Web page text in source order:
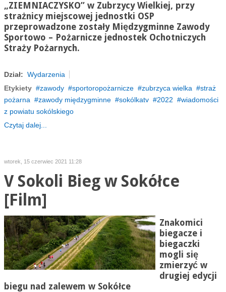
„ZIEMNIACZYSKO” w Zubrzycy Wielkiej, przy
strażnicy miejscowej jednostki OSP
przeprowadzone zostały Międzygminne Zawody
Sportowo – Pożarnicze jednostek Ochotniczych
Straży Pożarnych.
Dział: Wydarzenia
Etykiety
zawody sportoropożarnicze zubrzyca wielka
straż
pożarna
zawody międzygminne sokólkatv 2022
wiadomości
z powiatu sokólskiego
Czytaj dalej...
wtorek, 15 czerwiec 2021 11:28
V Sokoli Bieg w Sokółce
[Film]
Znakomici
biegacze i
biegaczki
mogli się
zmierzyć w
drugiej edycji
biegu nad zalewem w Sokółce